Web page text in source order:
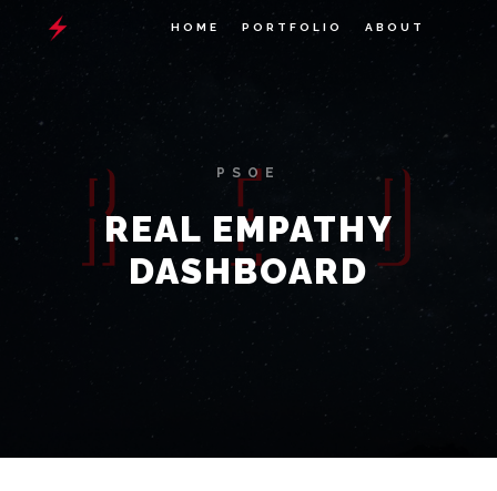
HOME PORTFOLIO ABOUT
PSOE
REAL EMPATHY
DASHBOARD